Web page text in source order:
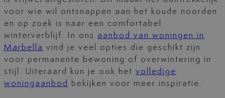
voor wie wil ontsnappen aan het koude noorden
en op zoek is naar een comfortabel
winterverblijf. In ons aanbod van woningen in
Marbella vind je veel opties die geschikt zijn
voor permanente bewoning of overwintering in
stijl. Uiteraard kun je ook het volledige
woningaanbod bekijken voor meer inspiratie.